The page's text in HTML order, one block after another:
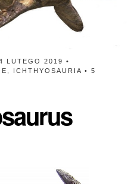
LUTEGO 2019 •
ICHTHYOSAURIA • 5